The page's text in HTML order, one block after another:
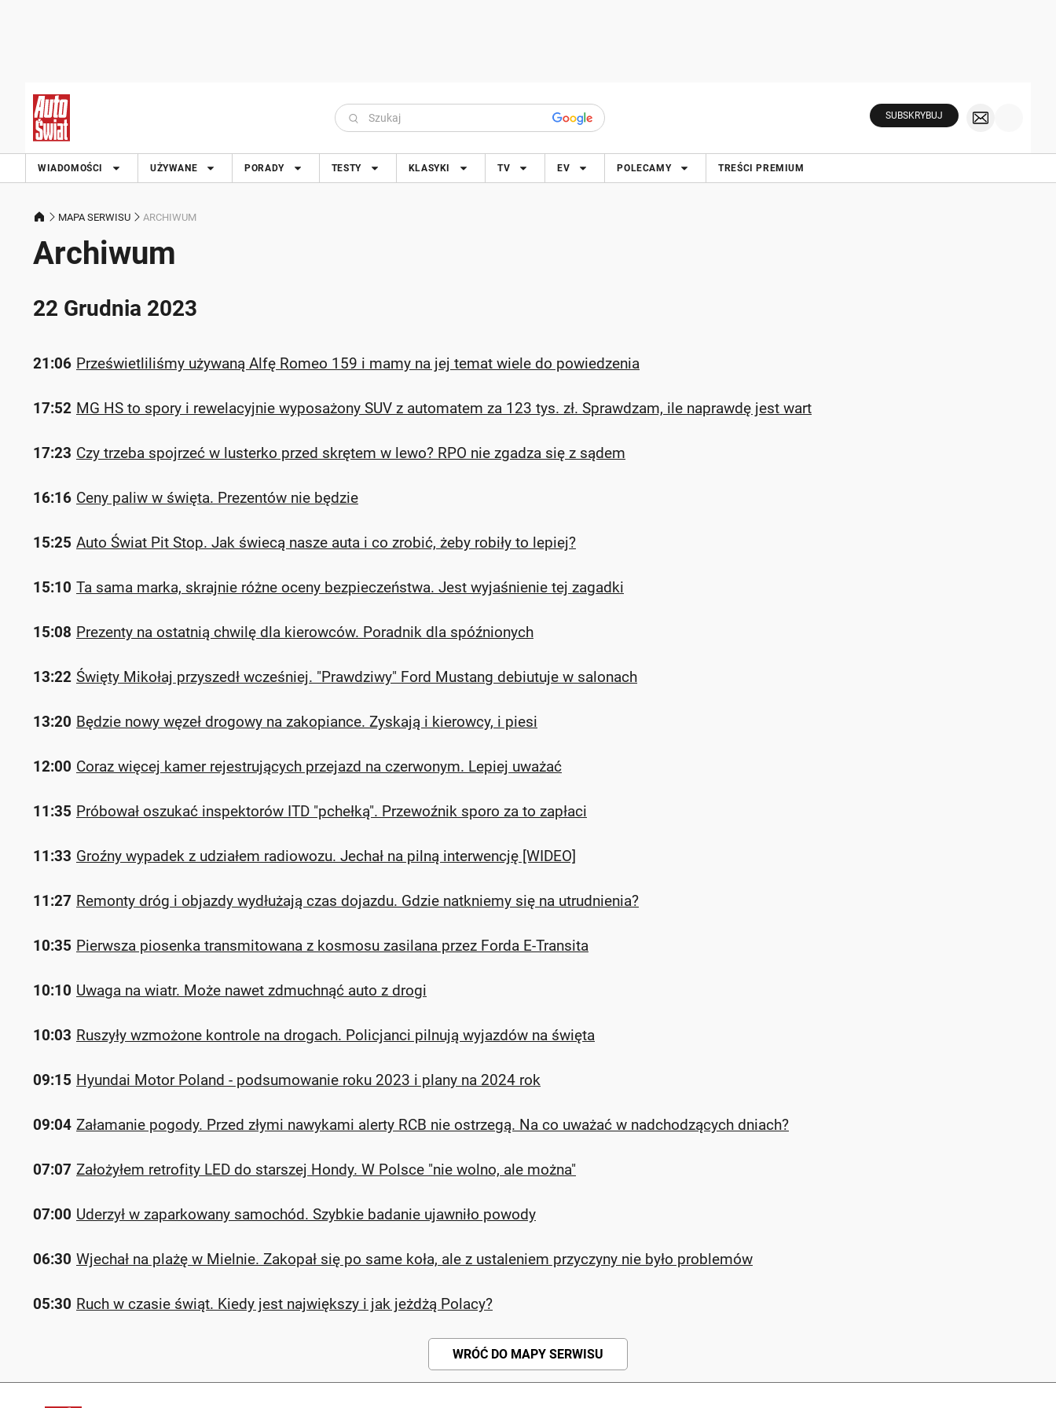
SUBSKRYBUJ
WIADOMOŚCI UŻYWANE PORADY TESTY KLASYKI TV EV POLECAMY TREŚCI PREMIUM
MAPA SERWISU ARCHIWUM
Archiwum
22 Grudnia 2023
21:06 Prześwietliliśmy używaną Alfę Romeo 159 i mamy na jej temat wiele do powiedzenia
17:52 MG HS to spory i rewelacyjnie wyposażony SUV z automatem za 123 tys. zł. Sprawdzam, ile naprawdę jest wart
17:23 Czy trzeba spojrzeć w lusterko przed skrętem w lewo? RPO nie zgadza się z sądem
16:16 Ceny paliw w święta. Prezentów nie będzie
15:25 Auto Świat Pit Stop. Jak świecą nasze auta i co zrobić, żeby robiły to lepiej?
15:10 Ta sama marka, skrajnie różne oceny bezpieczeństwa. Jest wyjaśnienie tej zagadki
15:08 Prezenty na ostatnią chwilę dla kierowców. Poradnik dla spóźnionych
13:22 Święty Mikołaj przyszedł wcześniej. "Prawdziwy" Ford Mustang debiutuje w salonach
13:20 Będzie nowy węzeł drogowy na zakopiance. Zyskają i kierowcy, i piesi
12:00 Coraz więcej kamer rejestrujących przejazd na czerwonym. Lepiej uważać
11:35 Próbował oszukać inspektorów ITD "pchełką". Przewoźnik sporo za to zapłaci
11:33 Groźny wypadek z udziałem radiowozu. Jechał na pilną interwencję [WIDEO]
11:27 Remonty dróg i objazdy wydłużają czas dojazdu. Gdzie natkniemy się na utrudnienia?
10:35 Pierwsza piosenka transmitowana z kosmosu zasilana przez Forda E-Transita
10:10 Uwaga na wiatr. Może nawet zdmuchnąć auto z drogi
10:03 Ruszyły wzmożone kontrole na drogach. Policjanci pilnują wyjazdów na święta
09:15 Hyundai Motor Poland - podsumowanie roku 2023 i plany na 2024 rok
09:04 Załamanie pogody. Przed złymi nawykami alerty RCB nie ostrzegą. Na co uważać w nadchodzących dniach?
07:07 Założyłem retrofity LED do starszej Hondy. W Polsce "nie wolno, ale można"
07:00 Uderzył w zaparkowany samochód. Szybkie badanie ujawniło powody
06:30 Wjechał na plażę w Mielnie. Zakopał się po same koła, ale z ustaleniem przyczyny nie było problemów
05:30 Ruch w czasie świąt. Kiedy jest największy i jak jeżdżą Polacy?
WRÓĆ DO MAPY SERWISU